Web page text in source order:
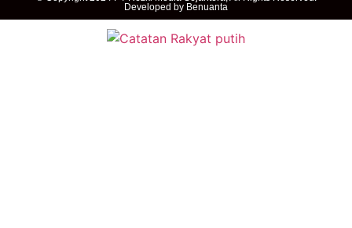
Developed by Benuanta